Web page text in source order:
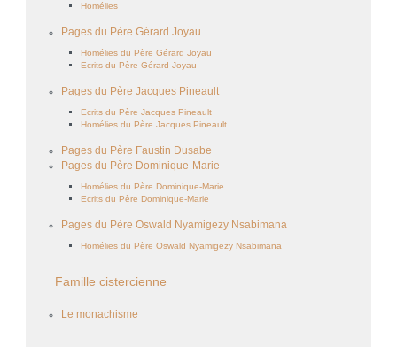
Homélies
Pages du Père Gérard Joyau
Homélies du Père Gérard Joyau
Ecrits du Père Gérard Joyau
Pages du Père Jacques Pineault
Ecrits du Père Jacques Pineault
Homélies du Père Jacques Pineault
Pages du Père Faustin Dusabe
Pages du Père Dominique-Marie
Homélies du Père Dominique-Marie
Ecrits du Père Dominique-Marie
Pages du Père Oswald Nyamigezy Nsabimana
Homélies du Père Oswald Nyamigezy Nsabimana
Famille cistercienne
Le monachisme